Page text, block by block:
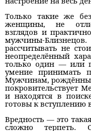
Только такие же
женщины, не
взглядов и
мужчины-
рассчитывать не
неопределённый
только один — или
умение принимать
Мужчинам,
покровительствует
и находятся в
готовы к вступлению
Вредность — это
сложно